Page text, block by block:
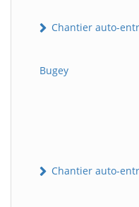
Chantier auto-
Bugey
Chantier auto-